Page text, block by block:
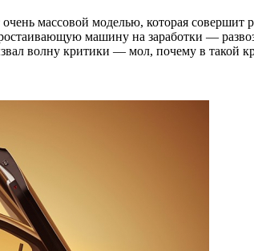
массовой моделью, которая
машину на заработки —
волну критики — мол, почему в такой